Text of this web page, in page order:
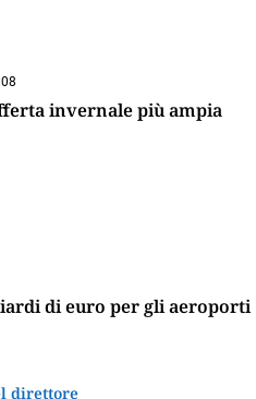
invernale più ampia
di euro per gli aeroporti
direttore